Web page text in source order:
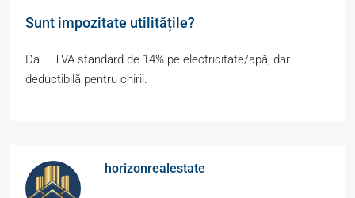
Sunt impozitate utilitățile?
Da – TVA standard de 14% pe electricitate/apă, dar
deductibilă pentru chirii.
horizonrealestate